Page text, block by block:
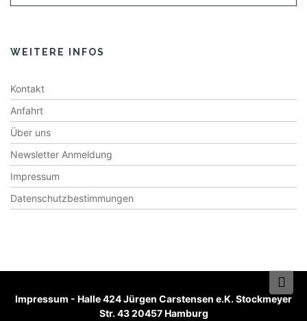
WEITERE INFOS
Kontakt
Anfahrt
Über uns
Newsletter Anmeldung
Impressum
Datenschutzbestimmungen
Impressum - Halle 424 Jürgen Carstensen e.K. Stockmeyer
Str. 43 20457 Hamburg